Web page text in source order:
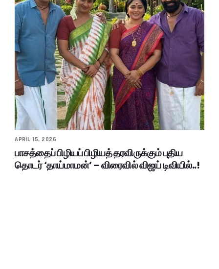
APRIL 15, 2026
பாசத்தைப் பிழியப் பிழியத் தரவிருக்கும் புதிய
தொடர் ‘தாய்மாமன்’ – விரைவில் விஜய் டிவியில்..!